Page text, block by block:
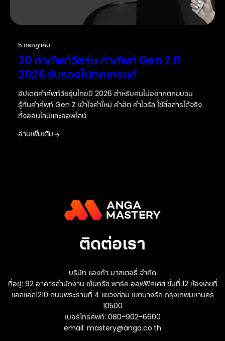
5 กรกฎาคม
30 คำศัพท์วัยรุ่น คำศัพท์ Gen Z ปี
2026 รับรองไม่ตกเทรนด์
อัปเดตคำศัพท์วัยรุ่นไทยปี 2026 สำหรับคนไม่อยากตกขบวน
รู้ทันคำศัพท์ Gen Z เข้าใจคำใหม่ คำฮิต คำไวรัล ใช้สื่อสารได้จริง
ทั้งออนไลน์และออฟไลน์
อ่านเพิ่มเติม
ติดต่อเรา
บริษัท แองก้า มาสเตอรี่ จำกัด
ที่อยู่: 92 อาคารสำนักงาน เซ็นทรัล พาร์ค ออฟฟิศเศส ชั้นที่ 12 ห้องเลขที่
แอลแอล1210 ถนนพระรามที่ 4 แขวงสีลม เขตบางรัก กรุงเทพมหานคร
10500
เบอร์โทรศัพท์: 080-902-6600
email: mastery@anga.co.th